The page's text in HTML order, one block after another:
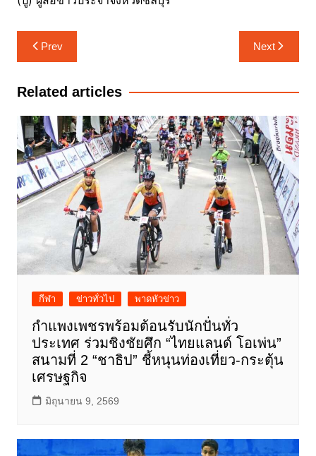
แนะแนว
เรื่อง
Prev Next
Related articles
กีฬา ข่าวทั่วไป พาดหัวข่าว
กำแพงเพชรพร้อมต้อนรับนักปั่นทั่ว
ประเทศ ร่วมชิงชัยศึก “ไทยแลนด์ โอเพ่น”
สนามที่ 2 “ชาธิป” ชี้หนุนท่องเที่ยว-กระตุ้น
เศรษฐกิจ
มิถุนายน 9, 2569